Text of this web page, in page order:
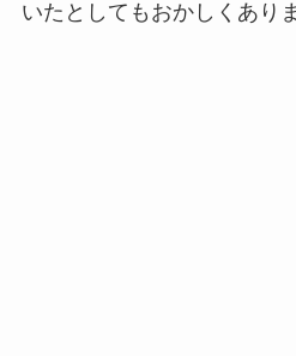
いたとしてもおかしくあり